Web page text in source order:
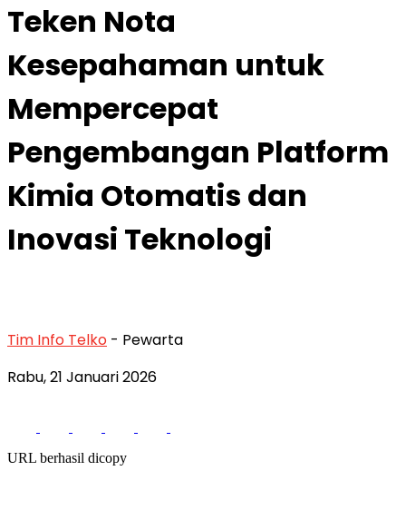
Teken Nota
Kesepahaman untuk
Mempercepat
Pengembangan Platform
Kimia Otomatis dan
Inovasi Teknologi
Tim Info Telko - Pewarta
Rabu, 21 Januari 2026
URL berhasil dicopy